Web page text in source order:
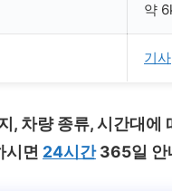
약
기사
, 차량 종류, 시간대
시면 24시간365일 안